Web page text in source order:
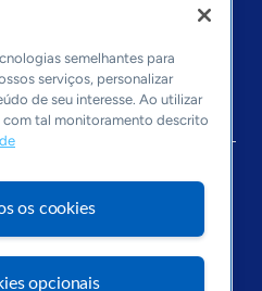
semelhantes para
serviços, personalizar
de seu interesse. Ao utilizar
tal monitoramento descrito
os cookies
opcionais